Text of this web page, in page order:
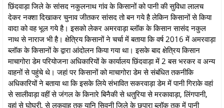
छिंदवाड़ा जिले के सांसद नकुलनाथ गांव के किसानों को पानी की सुविधा लालच
देकर नक्शा दिखाकर चुनाव जीतकर सांसद तो बन गये है लेकिन किसानों से किया
वादा को वह भूल गये है। इसको लेकर अमरवाड़ा ब्लॉक के किसान सासंद नकुल
नाथ से नाराज भी है। क्षेत्रिय किसानों ने चर्चा में बताया कि वर्ष 2016 में अमरवाड़ा
ब्लॉक के किसानों के द्वारा आंदोलन किया गया था। इसके बाद क्षेत्रिय किसान
माचागोरा डेम परियोजना अधिकारियों के कार्यालय छिंदवाड़ा में 2 बस भरकर व अन्य
वाहनों से पहुंचे थे। जहां पर किसानों को माचागोरा डेम से संबंधित तकनीकि
अधिकारियों ने बताया था कि इसके लिये संभावित सकरवाड़ा डेम में पानी गिराके वहां
से सालीवाड़ा वहीं से जंगल के किनारे बिनैकी से धतुरिया से मरकावाड़ा, लिंगपानी,
वहां से घोघरी, से लकवाह तक यानि सिवनी जिले के छपारा ब्लॉक तक में पानी